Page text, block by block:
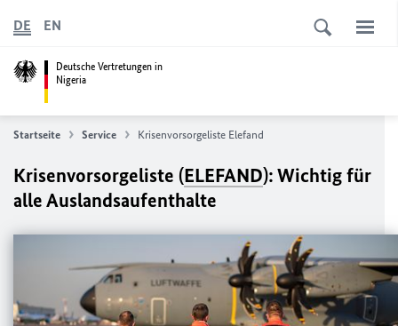
Deutsche Vertretungen in
Nigeria
DE EN
Startseite Service Krisenvorsorgeliste Elefand
Krisenvorsorgeliste (ELEFAND): Wichtig für
alle Auslandsaufenthalte